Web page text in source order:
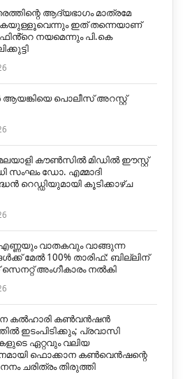
ആദ്യഭാഗം മാത്രമേ
ഇത് തന്നെയാണ്
നയമെന്നും പി.കെ
പൊലീസ് അറസ്റ്റ്
കൗൺസിൽ മിഡിൽ ഈസ്റ്റ്
സംഘം ഡോ. എമ്മാദി
റെഡ്ഡിയുമായി കൂടിക്കാഴ്ച
വാതകവും വാങ്ങുന്ന
മേൽ 100% താരിഫ്: ബില്ലിന്
അംഗീകാരം നൽകി
കൽഹാരി കൺവൻഷൻ
ഇടംപിടിക്കും; പ്രവാസി
ഏറ്റവും വലിയ
ഫൊക്കാന കൺവെൻഷന്റെ
ചരിത്രം തിരുത്തി